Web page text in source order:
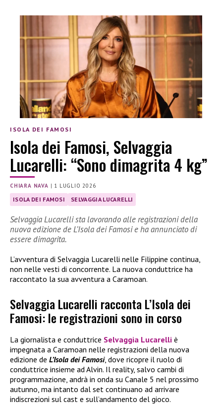
ISOLA DEI FAMOSI
Isola dei Famosi, Selvaggia
Lucarelli: “Sono dimagrita 4 kg”
CHIARA NAVA | 1 LUGLIO 2026
ISOLA DEI FAMOSI SELVAGGIA LUCARELLI
Selvaggia Lucarelli sta lavorando alle registrazioni della
nuova edizione de L’Isola dei Famosi e ha annunciato di
essere dimagrita.
L’avventura di Selvaggia Lucarelli nelle Filippine continua,
non nelle vesti di concorrente. La nuova conduttrice ha
raccontato la sua avventura a Caramoan.
Selvaggia Lucarelli racconta L’Isola dei
Famosi: le registrazioni sono in corso
La giornalista e conduttrice Selvaggia Lucarelli è
impegnata a Caramoan nelle registrazioni della nuova
edizione de L’Isola dei Famosi, dove ricopre il ruolo di
conduttrice insieme ad Alvin. Il reality, salvo cambi di
programmazione, andrà in onda su Canale 5 nel prossimo
autunno, ma intanto dal set continuano ad arrivare
indiscrezioni sul cast e sull’andamento del gioco.